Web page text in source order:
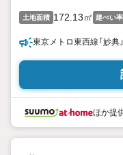
土地面積 172.13㎡ 建ぺい率
東京メトロ東西線「妙典
ほか提